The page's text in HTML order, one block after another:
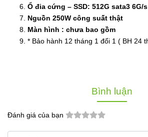
Ổ đia cứng – SSD: 512G sata3 6G/s
Nguồn 250W công suất thật
Màn hình : chưa bao gồm
* Bảo hành 12 tháng 1 đổi 1 ( BH 24
Bình luận
Đánh giá của bạn